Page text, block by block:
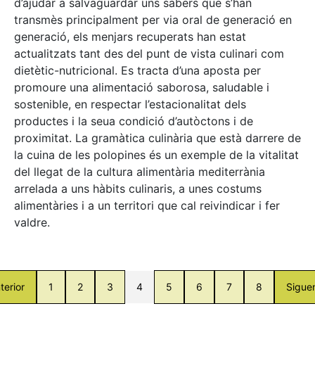
transmès principalment per via oral de generació en
generació, els menjars recuperats han estat
actualitzats tant des del punt de vista culinari com
dietètic-nutricional. Es tracta d’una aposta per
promoure una alimentació saborosa, saludable i
sostenible, en respectar l’estacionalitat dels
productes i la seua condició d’autòctons i de
proximitat. La gramàtica culinària que està darrere de
la cuina de les polopines és un exemple de la vitalitat
del llegat de la cultura alimentària mediterrània
arrelada a uns hàbits culinaris, a unes costums
alimentàries i a un territori que cal reivindicar i fer
valdre.
1 2 3 4 5 6 7 8